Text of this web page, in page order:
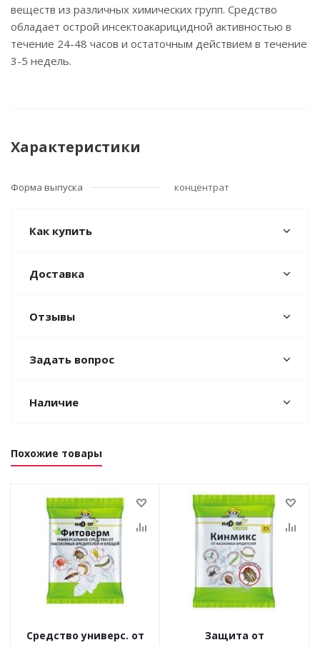
веществ из различных химических групп. Средство
обладает острой инсектоакарицидной активностью в
течение 24-48 часов и остаточным действием в течение
3-5 недель.
Характеристики
Форма выпуска концентрат
Как купить
Доставка
Отзывы
Задать вопрос
Наличие
Похожие товары
Средство универс. от
Защита от